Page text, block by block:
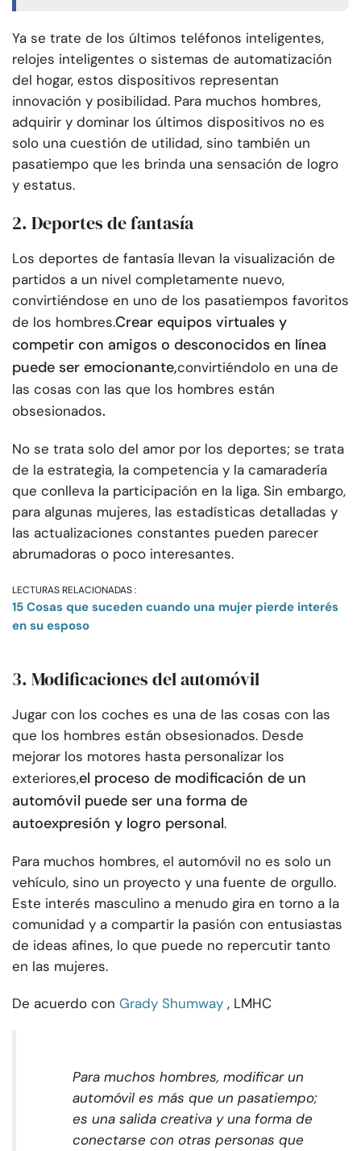
Ya se trate de los últimos teléfonos inteligentes,
relojes inteligentes o sistemas de automatización
del hogar, estos dispositivos representan
innovación y posibilidad. Para muchos hombres,
adquirir y dominar los últimos dispositivos no es
solo una cuestión de utilidad, sino también un
pasatiempo que les brinda una sensación de logro
y estatus.
2. Deportes de fantasía
Los deportes de fantasía llevan la visualización de
partidos a un nivel completamente nuevo,
convirtiéndose en uno de los pasatiempos favoritos
de los hombres.Crear equipos virtuales y
competir con amigos o desconocidos en línea
puede ser emocionante,convirtiéndolo en una de
las cosas con las que los hombres están
obsesionados.
No se trata solo del amor por los deportes; se trata
de la estrategia, la competencia y la camaradería
que conlleva la participación en la liga. Sin embargo,
para algunas mujeres, las estadísticas detalladas y
las actualizaciones constantes pueden parecer
abrumadoras o poco interesantes.
LECTURAS RELACIONADAS :
15 Cosas que suceden cuando una mujer pierde interés
en su esposo
3. Modificaciones del automóvil
Jugar con los coches es una de las cosas con las
que los hombres están obsesionados. Desde
mejorar los motores hasta personalizar los
exteriores,el proceso de modificación de un
automóvil puede ser una forma de
autoexpresión y logro personal.
Para muchos hombres, el automóvil no es solo un
vehículo, sino un proyecto y una fuente de orgullo.
Este interés masculino a menudo gira en torno a la
comunidad y a compartir la pasión con entusiastas
de ideas afines, lo que puede no repercutir tanto
en las mujeres.
De acuerdo con Grady Shumway , LMHC
Para muchos hombres, modificar un
automóvil es más que un pasatiempo;
es una salida creativa y una forma de
conectarse con otras personas que